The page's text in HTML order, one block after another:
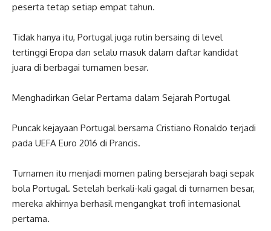
peserta tetap setiap empat tahun.
Tidak hanya itu, Portugal juga rutin bersaing di level
tertinggi Eropa dan selalu masuk dalam daftar kandidat
juara di berbagai turnamen besar.
Menghadirkan Gelar Pertama dalam Sejarah Portugal
Puncak kejayaan Portugal bersama Cristiano Ronaldo terjadi
pada UEFA Euro 2016 di Prancis.
Turnamen itu menjadi momen paling bersejarah bagi sepak
bola Portugal. Setelah berkali-kali gagal di turnamen besar,
mereka akhirnya berhasil mengangkat trofi internasional
pertama.